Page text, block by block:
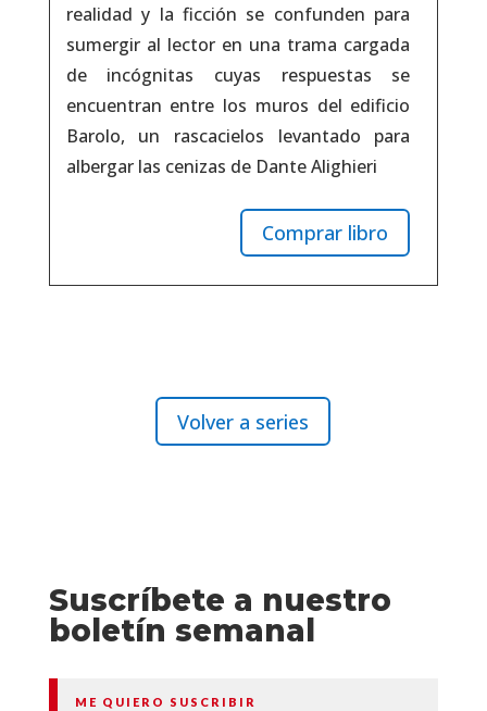
realidad y la ficción se confunden para
sumergir al lector en una trama cargada
de incógnitas cuyas respuestas se
encuentran entre los muros del edificio
Barolo, un rascacielos levantado para
albergar las cenizas de Dante Alighieri
Comprar libro
Volver a series
Suscríbete a nuestro
boletín semanal
ME QUIERO SUSCRIBIR